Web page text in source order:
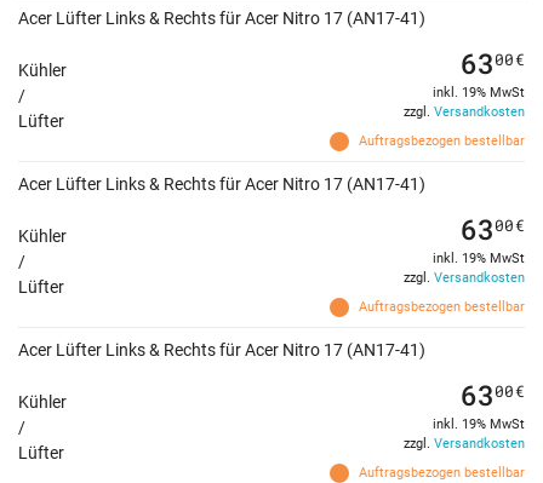
Acer Lüfter Links & Rechts für Acer Nitro 17 (AN17-41)
Kühler
/
Lüfter
Auftragsbezogen bestellbar
6300€
inkl. 19% MwSt
zzgl. Versandkosten
Acer Lüfter Links & Rechts für Acer Nitro 17 (AN17-41)
Kühler
/
Lüfter
Auftragsbezogen bestellbar
6300€
inkl. 19% MwSt
zzgl. Versandkosten
Acer Lüfter Links & Rechts für Acer Nitro 17 (AN17-41)
Kühler
/
Lüfter
Auftragsbezogen bestellbar
6300€
inkl. 19% MwSt
zzgl. Versandkosten